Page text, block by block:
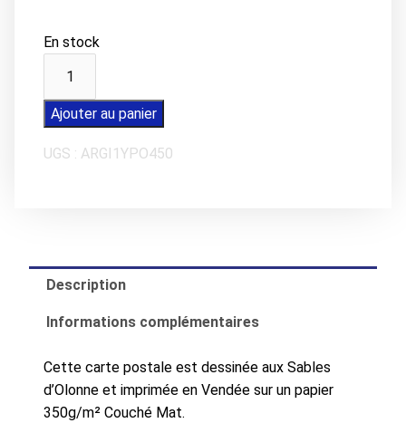
En stock
Carte
postale
LA
Ajouter au panier
UGS : ARGI1YPO450
Description
Informations complémentaires
Cette carte postale est dessinée aux Sables
d’Olonne et imprimée en Vendée sur un papier
350g/m² Couché Mat.